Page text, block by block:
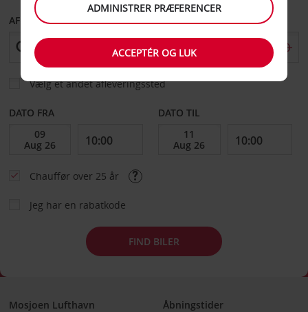
AFHENT FRA
Vælg et andet afleveringssted
DATO FRA DATO TIL
Chauffør over 25 år
Jeg har en rabatkode
FIND BILER
Mosjoen Lufthavn
Åbningstider
ADMINISTRER PRÆFERENCER
ACCEPTÉR OG LUK